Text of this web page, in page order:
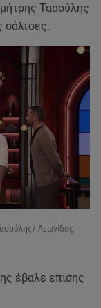
Τασούλης
σάλτσες.
Λεωνίδας
έβαλε επίσης